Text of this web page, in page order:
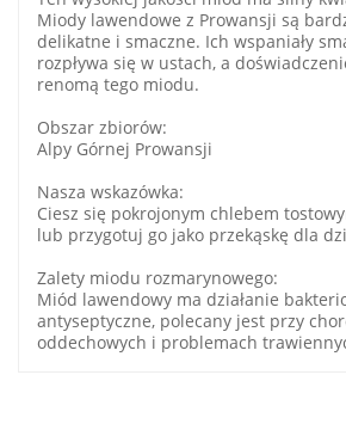
Miody lawendowe z Prowansji są
delikatne i smaczne. Ich wspaniały
rozpływa się w ustach, a
renomą tego miodu.
Obszar zbiorów:
Alpy Górnej Prowansji
Nasza wskazówka:
Ciesz się pokrojonym chlebem
lub przygotuj go jako przekąskę dla
Zalety miodu rozmarynowego:
Miód lawendowy ma działanie
antyseptyczne, polecany jest przy
oddechowych i problemach